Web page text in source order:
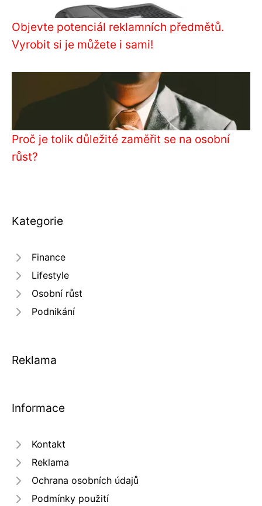
Objevte potenciál reklamních předmětů.
Vyrobit si je můžete i sami!
Proč je tolik důležité zaměřit se na osobní
růst?
Kategorie
Finance
Lifestyle
Osobní růst
Podnikání
Reklama
Informace
Kontakt
Reklama
Ochrana osobních údajů
Podmínky použití